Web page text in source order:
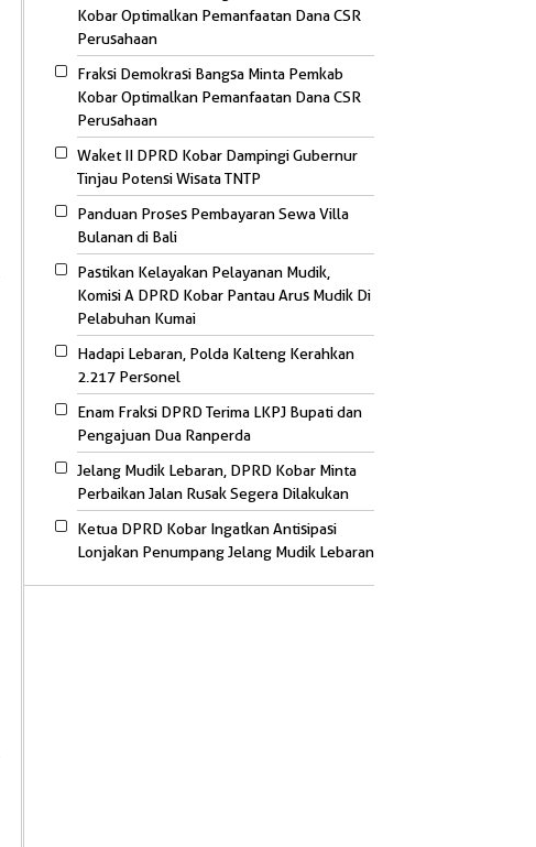
Kobar Optimalkan Pemanfaatan Dana CSR
Perusahaan
Fraksi Demokrasi Bangsa Minta Pemkab
Kobar Optimalkan Pemanfaatan Dana CSR
Perusahaan
Waket II DPRD Kobar Dampingi Gubernur
Tinjau Potensi Wisata TNTP
Panduan Proses Pembayaran Sewa Villa
Bulanan di Bali
Pastikan Kelayakan Pelayanan Mudik,
Komisi A DPRD Kobar Pantau Arus Mudik Di
Pelabuhan Kumai
Hadapi Lebaran, Polda Kalteng Kerahkan
2.217 Personel
Enam Fraksi DPRD Terima LKPJ Bupati dan
Pengajuan Dua Ranperda
Jelang Mudik Lebaran, DPRD Kobar Minta
Perbaikan Jalan Rusak Segera Dilakukan
Ketua DPRD Kobar Ingatkan Antisipasi
Lonjakan Penumpang Jelang Mudik Lebaran